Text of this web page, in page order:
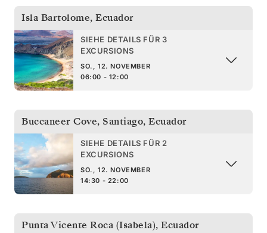
Isla Bartolome, Ecuador
SIEHE DETAILS FÜR 3
EXCURSIONS
SO., 12. NOVEMBER
06:00 - 12:00
Buccaneer Cove, Santiago, Ecuador
SIEHE DETAILS FÜR 2
EXCURSIONS
SO., 12. NOVEMBER
14:30 - 22:00
Punta Vicente Roca (Isabela), Ecuador